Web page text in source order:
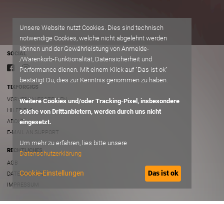
SOCIAL
TIXFORGIGS
VORVERKAUFSSTELLEN
HILFE/FAQ
ABOUT
E-MAIL AN SUPPORT
RECHTLICHES
AGB
DATENSCHUTZ
IMPRESSUM
Unsere Website nutzt Cookies. Dies sind technisch
notwendige Cookies, welche nicht abgelehnt werden
können und der Gewährleistung von Anmelde-
/Warenkorb-Funktionalität, Datensicherheit und
Performance dienen. Mit einem Klick auf "Das ist ok"
bestätigt Du, dies zur Kenntnis genommen zu haben.
Weitere Cookies und/oder Tracking-Pixel, insbesondere
solche von Drittanbietern, werden durch uns nicht
eingesetzt.
Um mehr zu erfahren, lies bitte unsere
Datenschutzerklärung
Cookie-Einstellungen Das ist ok